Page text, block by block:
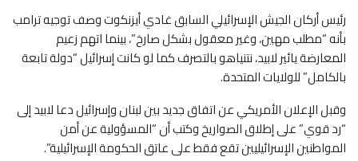
رئيس أركان الجيش الإسرائيلي السابق غادي أيزنكوت وصف توجيه ترامب
بأنه “مطلب مهين، وغير معقول بشكل صارخ”، بينما اتهم زعيم
المعارضة يائير لابيد، نتنياهو بالتصرف كما لو كانت إسرائيل “دولة تابعة
بالكامل” للولايات المتحدة.
وقبل الإعلان الأمريكي عن اتفاق جديد بين لبنان وإسرائيل دعا لابيد إلى
“رد قوي” على إطلاق الصواريخ وكتب أن “المسؤولية عن أمن
المواطنين الإسرائيليين تقع فقط على عاتق الحكومة الإسرائيلية”.